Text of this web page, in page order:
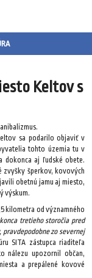
Keltov s
sa podarilo objaviť v
tohto územia tu v
dokonca aj ľudské obete.
šperkov, kovových
obetnú jamu aj miesto,
výskum.
kilometra od významného
tretieho storočia pred
zo severnej
SITA zástupca riaditeľa
nálezu upozornil občan,
a prepálené kovové